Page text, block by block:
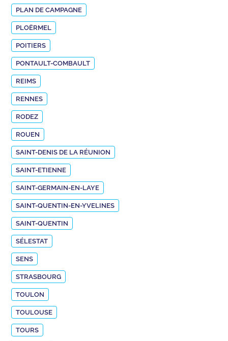
PLAN DE CAMPAGNE
PLOËRMEL
POITIERS
PONTAULT-COMBAULT
REIMS
RENNES
RODEZ
ROUEN
SAINT-DENIS DE LA RÉUNION
SAINT-ETIENNE
SAINT-GERMAIN-EN-LAYE
SAINT-QUENTIN-EN-YVELINES
SAINT-QUENTIN
SÉLESTAT
SENS
STRASBOURG
TOULON
TOULOUSE
TOURS